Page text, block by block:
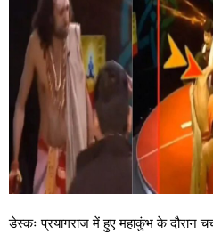
डेस्कः प्रयागराज में हुए महाकुंभ के दौरान